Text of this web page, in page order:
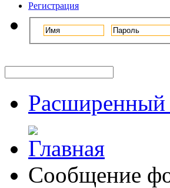
Регистрация
Расширенный
Сообщение